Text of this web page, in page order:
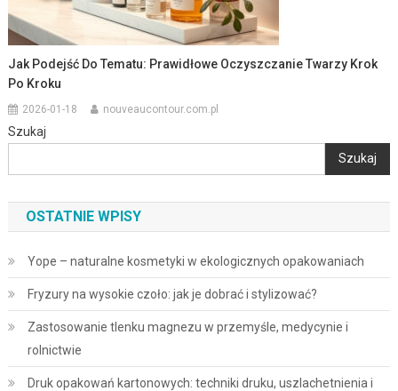
Jak Podejść Do Tematu: Prawidłowe Oczyszczanie Twarzy Krok
Po Kroku
2026-01-18 nouveaucontour.com.pl
Szukaj
Szukaj
OSTATNIE WPISY
Yope – naturalne kosmetyki w ekologicznych opakowaniach
Fryzury na wysokie czoło: jak je dobrać i stylizować?
Zastosowanie tlenku magnezu w przemyśle, medycynie i
rolnictwie
Druk opakowań kartonowych: techniki druku, uszlachetnienia i